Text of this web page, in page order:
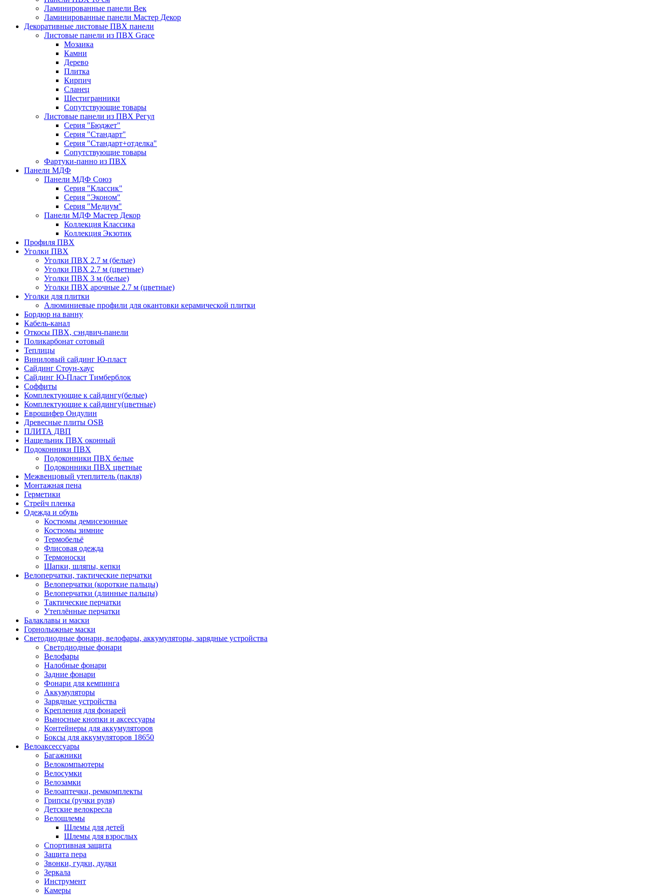
Ламинированные панели Век
Ламинированные панели Мастер Декор
Декоративные листовые ПВХ панели
Листовые панели из ПВХ Grace
Мозаика
Камни
Дерево
Плитка
Кирпич
Сланец
Шестигранники
Сопутствующие товары
Листовые панели из ПВХ Регул
Серия "Бюджет"
Серия "Стандарт"
Серия "Стандарт+отделка"
Сопутствующие товары
Фартуки-панно из ПВХ
Панели МДФ
Панели МДФ Союз
Серия "Классик"
Серия "Эконом"
Серия "Медиум"
Панели МДФ Мастер Декор
Коллекция Классика
Коллекция Экзотик
Профиля ПВХ
Уголки ПВХ
Уголки ПВХ 2.7 м (белые)
Уголки ПВХ 2.7 м (цветные)
Уголки ПВХ 3 м (белые)
Уголки ПВХ арочные 2.7 м (цветные)
Уголки для плитки
Алюминиевые профили для окантовки керамической плитки
Бордюр на ванну
Кабель-канал
Откосы ПВХ, сэндвич-панели
Поликарбонат сотовый
Теплицы
Виниловый сайдинг Ю-пласт
Сайдинг Стоун-хаус
Сайдинг Ю-Пласт Тимберблок
Соффиты
Комплектующие к сайдингу(белые)
Комплектующие к сайдингу(цветные)
Еврошифер Ондулин
Древесные плиты OSB
ПЛИТА ДВП
Нащельник ПВХ оконный
Подоконники ПВХ
Подоконники ПВХ белые
Подоконники ПВХ цветные
Межвенцовый утеплитель (пакля)
Монтажная пена
Герметики
Стрейч пленка
Одежда и обувь
Костюмы демисезонные
Костюмы зимние
Термобельё
Флисовая одежда
Термоноски
Шапки, шляпы, кепки
Велоперчатки, тактические перчатки
Велоперчатки (короткие пальцы)
Велоперчатки (длинные пальцы)
Тактические перчатки
Утеплённые перчатки
Балаклавы и маски
Горнолыжные маски
Светодиодные фонари, велофары, аккумуляторы, зарядные устройства
Светодиодные фонари
Велофары
Налобные фонари
Задние фонари
Фонари для кемпинга
Аккумуляторы
Зарядные устройства
Крепления для фонарей
Выносные кнопки и аксессуары
Контейнеры для аккумуляторов
Боксы для аккумуляторов 18650
Велоаксессуары
Багажники
Велокомпьютеры
Велосумки
Велозамки
Велоаптечки, ремкомплекты
Грипсы (ручки руля)
Детские велокресла
Велошлемы
Шлемы для детей
Шлемы для взрослых
Спортивная защита
Защита пера
Звонки, гудки, дудки
Зеркала
Инструмент
Камеры